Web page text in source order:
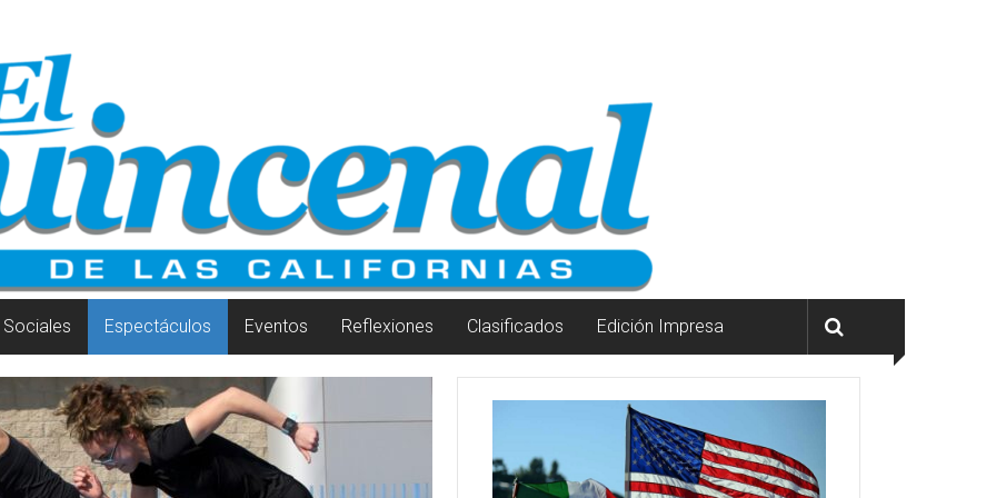
Sociales Espectáculos Eventos Reflexiones Clasificados Edición Impresa